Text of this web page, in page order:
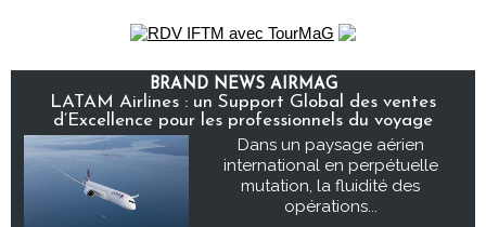
BRAND NEWS AIRMAG
LATAM Airlines : un Support Global des ventes
d’Excellence pour les professionnels du voyage
Dans un paysage aérien
international en perpétuelle
mutation, la fluidité des
opérations...